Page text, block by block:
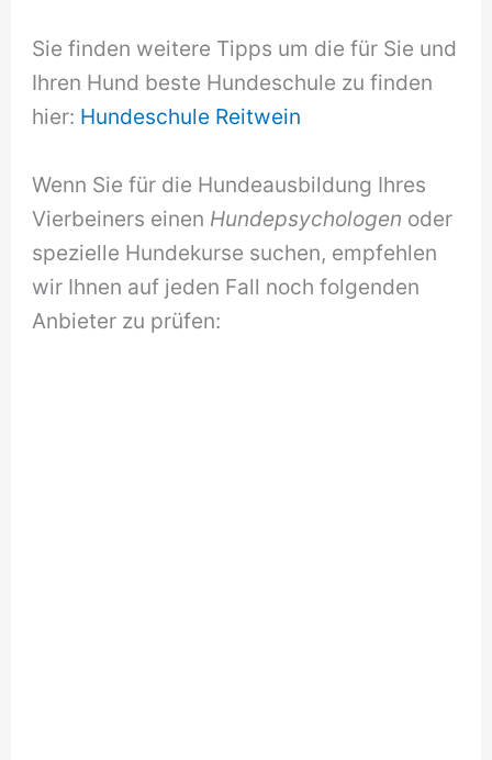
Sie finden weitere Tipps um die für Sie und
Ihren Hund beste Hundeschule zu finden
hier: Hundeschule Reitwein
Wenn Sie für die Hundeausbildung Ihres
Vierbeiners einen Hundepsychologen oder
spezielle Hundekurse suchen, empfehlen
wir Ihnen auf jeden Fall noch folgenden
Anbieter zu prüfen: